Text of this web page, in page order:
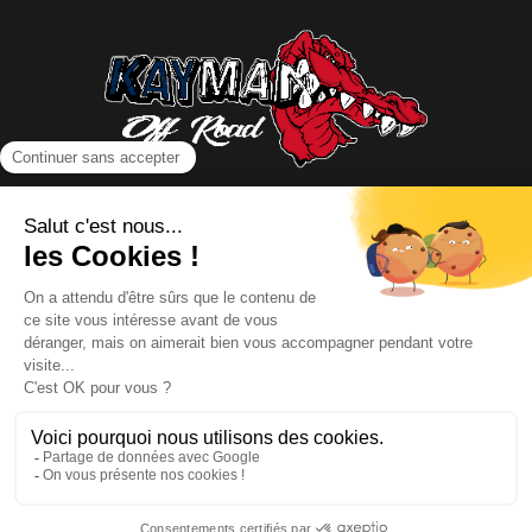
NOUS CONTACTER
INFORMATIONS
NOS PARTENAIRES
HORAIRES D'OUVERTURE